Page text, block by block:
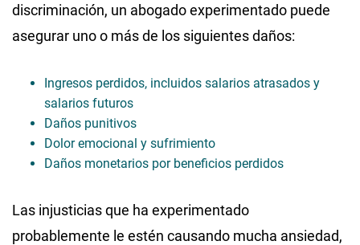
discriminación, un abogado experimentado puede
asegurar uno o más de los siguientes daños:
Ingresos perdidos, incluidos salarios atrasados ​​y
salarios futuros
Daños punitivos
Dolor emocional y sufrimiento
Daños monetarios por beneficios perdidos
Las injusticias que ha experimentado
probablemente le estén causando mucha ansiedad,